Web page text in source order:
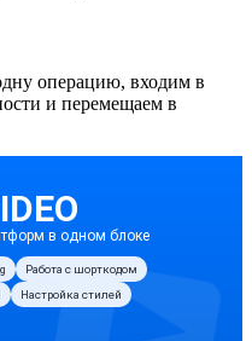
операцию, входим в
и перемещаем в